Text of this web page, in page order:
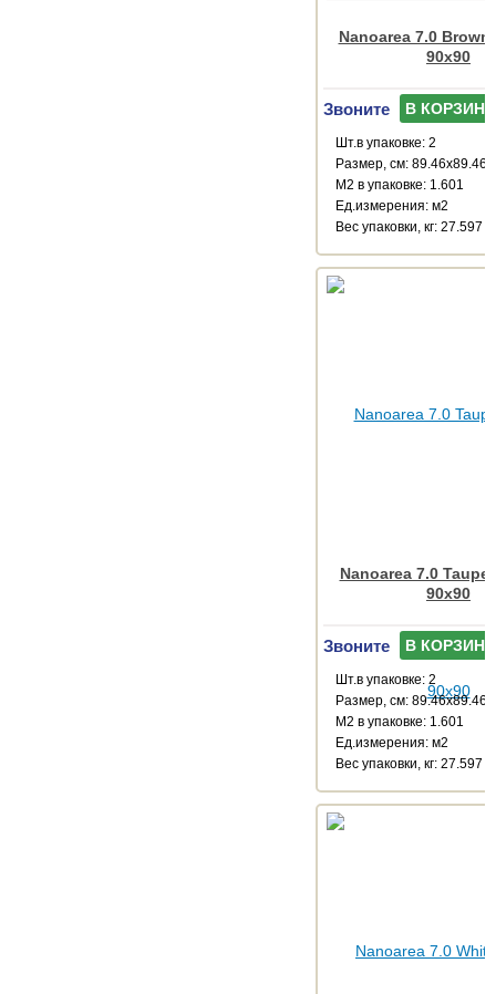
Nanoarea 7.0
90x90
Звоните В КОРЗИНУ
Шт.в упаковке: 2
Размер, см: 89.46x89.46
М2 в упаковке: 1.601
Ед.измерения: м2
Веc упаковки, кг: 27.597
Nanoarea 7.0 Taupe
90x90
Звоните В КОРЗИНУ
Шт.в упаковке: 2
Размер, см: 89.46x89.46
М2 в упаковке: 1.601
Ед.измерения: м2
Веc упаковки, кг: 27.597